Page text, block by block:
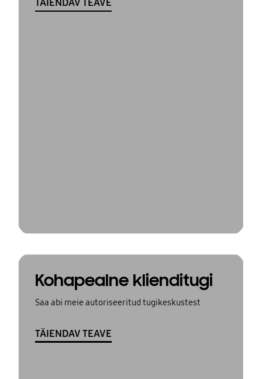
TÄIENDAV TEAVE
Kohapealne klienditugi
Saa abi meie autoriseeritud tugikeskustest
TÄIENDAV TEAVE